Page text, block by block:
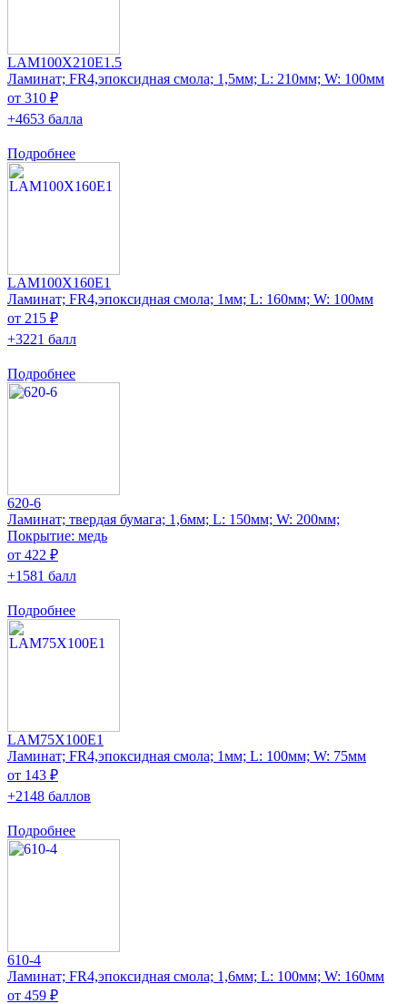
LAM100X210E1.5
Ламинат; FR4,эпоксидная смола; 1,5мм; L: 210мм; W: 100мм
от 310 ₽
+4653 балла
Подробнее
LAM100X160E1
Ламинат; FR4,эпоксидная смола; 1мм; L: 160мм; W: 100мм
от 215 ₽
+3221 балл
Подробнее
620-6
Ламинат; твердая бумага; 1,6мм; L: 150мм; W: 200мм;
Покрытие: медь
от 422 ₽
+1581 балл
Подробнее
LAM75X100E1
Ламинат; FR4,эпоксидная смола; 1мм; L: 100мм; W: 75мм
от 143 ₽
+2148 баллов
Подробнее
610-4
Ламинат; FR4,эпоксидная смола; 1,6мм; L: 100мм; W: 160мм
от 459 ₽